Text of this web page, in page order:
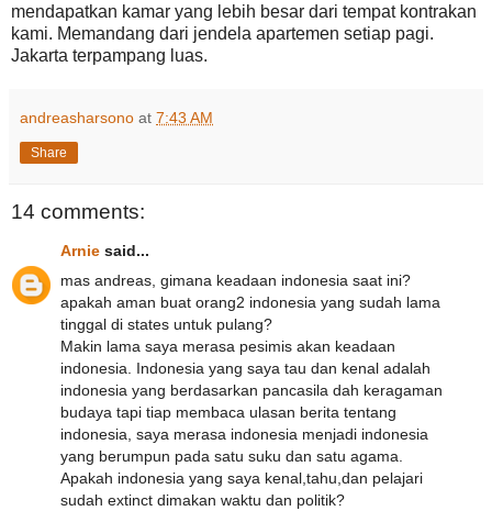
mendapatkan kamar yang lebih besar dari tempat kontrakan
kami. Memandang dari jendela apartemen setiap pagi.
Jakarta terpampang luas.
andreasharsono at 7:43 AM
Share
14 comments:
Arnie said...
mas andreas, gimana keadaan indonesia saat ini?
apakah aman buat orang2 indonesia yang sudah lama
tinggal di states untuk pulang?
Makin lama saya merasa pesimis akan keadaan
indonesia. Indonesia yang saya tau dan kenal adalah
indonesia yang berdasarkan pancasila dah keragaman
budaya tapi tiap membaca ulasan berita tentang
indonesia, saya merasa indonesia menjadi indonesia
yang berumpun pada satu suku dan satu agama.
Apakah indonesia yang saya kenal,tahu,dan pelajari
sudah extinct dimakan waktu dan politik?